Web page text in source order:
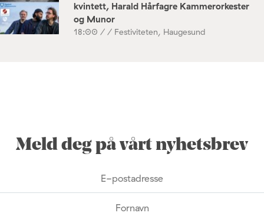
kvintett, Harald Hårfagre Kammerorkester
og Munor
18:00 / / Festiviteten, Haugesund
Meld deg på vårt nyhetsbrev